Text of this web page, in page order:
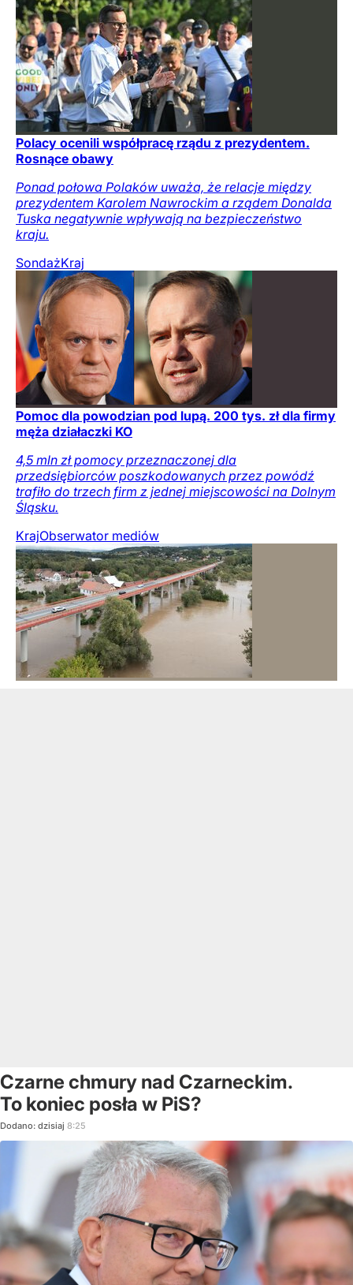
Polacy ocenili współpracę rządu z prezydentem.
Rosnące obawy
Ponad połowa Polaków uważa, że relacje między
prezydentem Karolem Nawrockim a rządem Donalda
Tuska negatywnie wpływają na bezpieczeństwo
kraju.
SondażKraj
Pomoc dla powodzian pod lupą. 200 tys. zł dla firmy
męża działaczki KO
4,5 mln zł pomocy przeznaczonej dla
przedsiębiorców poszkodowanych przez powódź
trafiło do trzech firm z jednej miejscowości na Dolnym
Śląsku.
KrajObserwator mediów
Czarne chmury nad Czarneckim.
To koniec posła w PiS?
Dodano: dzisiaj 8:25